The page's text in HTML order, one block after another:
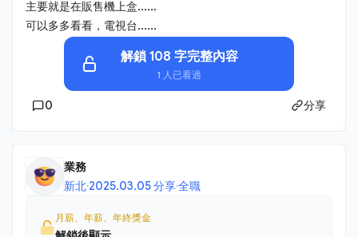
主要就是在販售機上盒......
可以多多看看，電視台......
解鎖 108 字完整內容
1 人已看過
0 分享
業務
新北·2025.03.05 分享·全職
月薪、年薪、年終獎金